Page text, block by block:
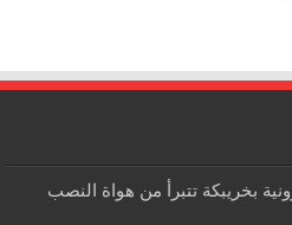
بخريبكة تتبرأ من هواة النصب